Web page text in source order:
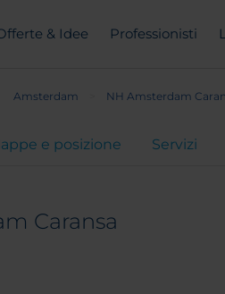
& Idee Professionisti
Amsterdam NH Amsterdam
e posizione Servizi
Caransa